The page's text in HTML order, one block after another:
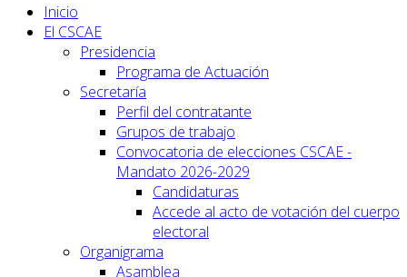
Inicio
El CSCAE
Presidencia
Programa de Actuación
Secretaría
Perfil del contratante
Grupos de trabajo
Convocatoria de elecciones CSCAE -
Mandato 2026-2029
Candidaturas
Accede al acto de votación del cuerpo
electoral
Organigrama
Asamblea